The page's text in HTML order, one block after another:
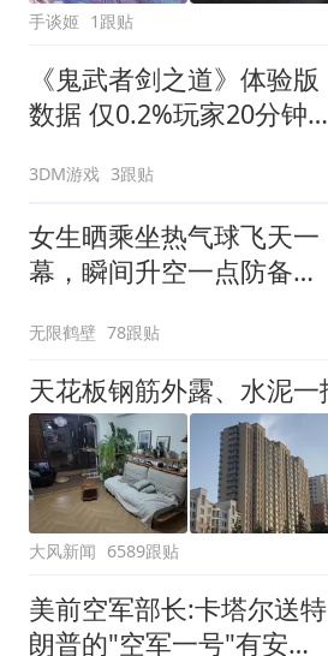
手谈姬 1跟贴
《鬼武者剑之道》体验版
数据 仅0.2%玩家20分钟
3DM游戏 3跟贴
女生晒乘坐热气球飞天一
幕，瞬间升空一点防备都
无限鹤壁 78跟贴
大风新闻 6589跟贴
美前空军部长:卡塔尔送特
朗普的"空军一号"有安全